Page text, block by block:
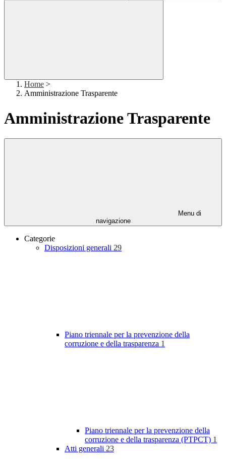
Home >
Amministrazione Trasparente
Amministrazione Trasparente
Menu di
navigazione
Categorie
Disposizioni generali 29
Piano triennale per la prevenzione della
corruzione e della trasparenza 1
Piano triennale per la prevenzione della
corruzione e della trasparenza (PTPCT) 1
Atti generali 23